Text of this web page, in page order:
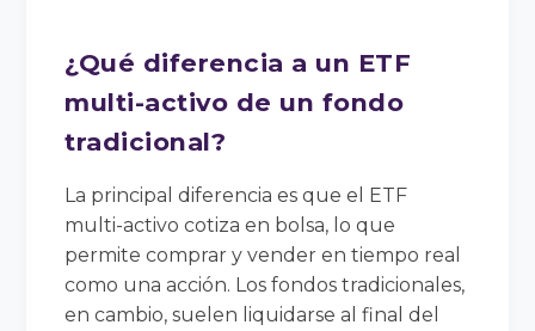
¿Qué diferencia a un ETF
multi-activo de un fondo
tradicional?
La principal diferencia es que el ETF
multi-activo cotiza en bolsa, lo que
permite comprar y vender en tiempo real
como una acción. Los fondos tradicionales,
en cambio, suelen liquidarse al final del